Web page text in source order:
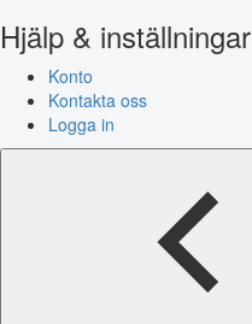
Hjälp & inställningar
Konto
Kontakta oss
Logga in